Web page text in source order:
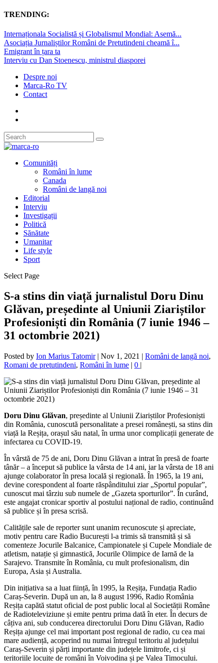
TRENDING:
Internaționala Socialistă și Globalismul Mondial: Asemă...
Asociația Jurnaliștilor Români de Pretutindeni cheamă î...
Emigrant în țara ta
Interviu cu Dan Stoenescu, ministrul diasporei
Despre noi
Marca-Ro TV
Contact
Comunități
Români în lume
Canada
Români de langă noi
Editorial
Interviu
Investigații
Politică
Sănătate
Umanitar
Life style
Sport
Select Page
S-a stins din viață jurnalistul Doru Dinu
Glăvan, președinte al Uniunii Ziariștilor
Profesioniști din România (7 iunie 1946 –
31 octombrie 2021)
Posted by Ion Marius Tatomir| Nov 1, 2021 | Români de langă noi,
Romani de pretutindeni, Români în lume | 0 |
Doru Dinu Glăvan, președinte al Uniunii Ziariștilor Profesioniști
din România, cunoscută personalitate a presei românești, sa stins din
viață la Reșița, orașul său natal, în urma unor complicații generate de
infectarea cu COVID-19.
În vârstă de 75 de ani, Doru Dinu Glăvan a intrat în presă de foarte
tânăr – a început să publice la vârsta de 14 ani, iar la vârsta de 18 ani
ajunge colaborator în presa locală și regională. În 1965, la 19 ani,
devine corespondent al foarte răspânditului ziar „Sportul popular”,
cunoscut mai târziu sub numele de „Gazeta sporturilor”. În curând,
este angajat cronicar sportiv al postului național de radio, continuând
să publice și în presa scrisă.
Calitățile sale de reporter sunt unanim recunoscute și apreciate,
motiv pentru care Radio București l-a trimis să transmită și să
comenteze Jocurile Balcanice, Campionatele și Cupele Mondiale de
atletism, natație și gimnastică, Jocurile Olimpice de Iarnă de la
Sarajevo. Transmite în România, cu mult profesionalism, din
Europa, Asia și Australia.
Din inițiativa sa a luat ființă, în 1995, la Reșița, Fundația Radio
Caraș-Severin. După un an, la 8 august 1996, Radio România
Reșița capătă statut oficial de post public local al Societății Române
de Radioteleviziune și emite pentru prima dată în eter. În decurs de
câțiva ani, sub conducerea directorului Doru Dinu Glăvan, Radio
Reșița ajunge cel mai important post regional de radio, cu cea mai
mare audiență, acoperind nu numai întregul teritoriu al județului
Caraș-Severin și părți importante din județele limitrofe, ci și
teritoriile locuite de români în Voivodina și pe Valea Timocului.